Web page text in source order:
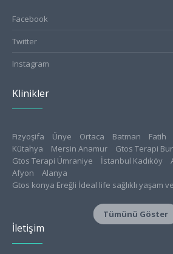
Facebook
Twitter
Instagram
Klinikler
Tümünü Göster
Fizyoşifa Ünye Ortaca Batman Fatih
Kütahya
Mersin Anamur
Gtos Terapi
Gtos Terapi Ümraniye
İstanbul Kadıköy
Afyon
Alanya
Gtos konya Ereğli İdeal life sağlıklı yaşam
Gtos Edirne Sağlıklı Yaşam Merkezi
Gücüyener Fizyo Klinik
Bursa
Turgutlu
Ordu
İzmir
İletişim